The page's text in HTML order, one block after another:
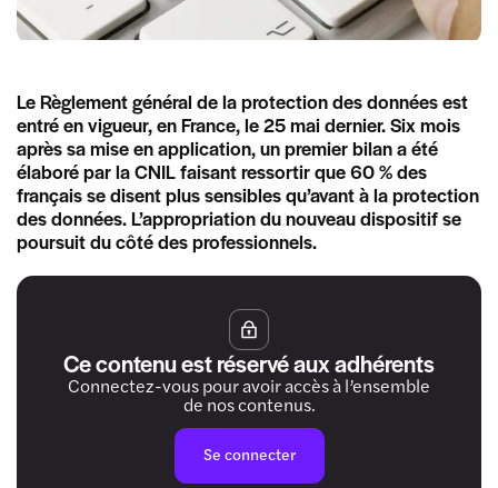
Le Règlement général de la protection des données est
entré en vigueur, en France, le 25 mai dernier. Six mois
après sa mise en application, un premier bilan a été
élaboré par la CNIL faisant ressortir que 60 % des
français se disent plus sensibles qu’avant à la protection
des données. L’appropriation du nouveau dispositif se
poursuit du côté des professionnels.
Ce contenu est réservé aux adhérents
Connectez-vous pour avoir accès à l’ensemble
de nos contenus.
Se connecter